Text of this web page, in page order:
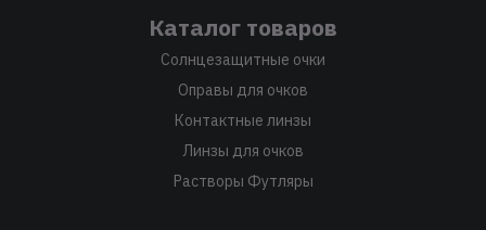
Каталог товаров
Солнцезащитные очки
Оправы для очков
Контактные линзы
Линзы для очков
Растворы Футляры